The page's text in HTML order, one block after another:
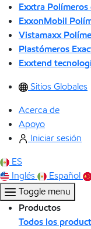
Exxtra
ExxonMobil
Vistamaxx
Plastómeros
Exxtend
Sitios Globales
Acerca de
Apoyo
Iniciar sesión
ES
Inglés
Español
Toggle menu
Productos
Todos los